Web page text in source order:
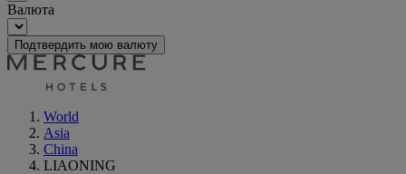
Валюта
Подтвердить мою валюту
World
Asia
China
LIAONING